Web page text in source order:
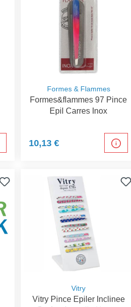
Formes & Flammes
Formes&flammes 97 Pince
Epil Carres Inox
10,13 €
Vitry
Vitry Pince Epiler Inclinee